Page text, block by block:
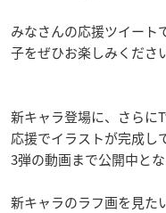
みなさんの応援ツイート
子をぜひお楽しみくださ
新キャラ登場に、さらに
応援でイラストが完成し
3弾の動画まで公開中と
新キャラのラフ画を見た